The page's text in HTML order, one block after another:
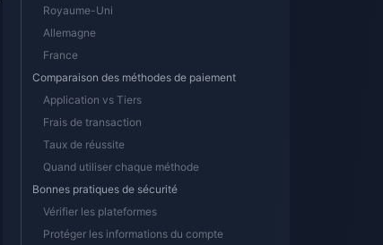
Royaume-Uni
Allemagne
France
Comparaison des méthodes de paiement
Application vs Tiers
Frais de transaction
Taux de réussite
Quand utiliser chaque méthode
Bonnes pratiques de sécurité
Vérifier les plateformes
Protéger les informations du compte